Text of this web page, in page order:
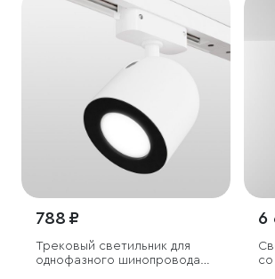
788 ₽
Трековый светильник для
однофазного шинопровода
6
со